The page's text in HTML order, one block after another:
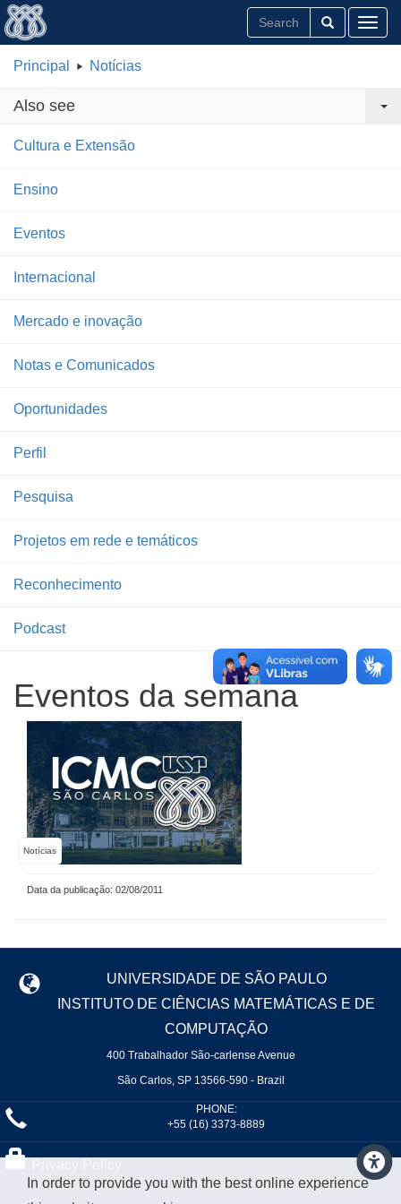
Principal Notícias
Also see
Cultura e Extensão
Ensino
Eventos
Internacional
Mercado e inovação
Notas e Comunicados
Oportunidades
Perfil
Pesquisa
Projetos em rede e temáticos
Reconhecimento
Podcast
Eventos da semana
Notícias
Data da publicação: 02/08/2011
UNIVERSIDADE DE SÃO PAULO
INSTITUTO DE CIÊNCIAS MATEMÁTICAS E DE
COMPUTAÇÃO
400 Trabalhador São-carlense Avenue
São Carlos, SP 13566-590 - Brazil
PHONE:
+55 (16) 3373-8889
In order to provide you with the best online experience